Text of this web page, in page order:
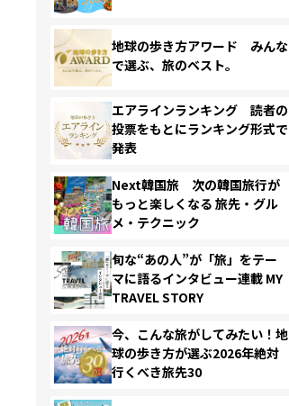
地球の歩き方アワード みんな
で選ぶ、旅のベスト。
エアラインランキング 読者の
投票をもとにランキング形式で
発表
Next韓国旅 次の韓国旅行が
もっと楽しくなる 旅先・グル
メ・テクニック
旬な“あの人”が「旅」をテー
マに語るインタビュー連載 MY
TRAVEL STORY
今、こんな旅がしてみたい！地
球の歩き方が選ぶ2026年絶対
行くべき旅先30